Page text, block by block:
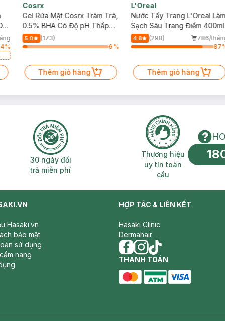
%
Cosrx
Gel Rửa Mặt Cosrx Tràm Trà,
0.5% BHA Có Độ pH Thấp
150ml
5.0
(173)
6%
Thêm giỏ hàng
L'Oreal
Nước Tẩy Trang L'Oreal Làm
Sạch Sâu Trang Điểm 400ml
4.8 (298)
786/
87
Thêm giỏ hàng
30 ngày đổi trả miễn phí
30 ngày đổi
trả miễn phí
Thương hiệu uy
Thương hiệu
uy tín toàn
cầu
Hasaki.vn
bảo mật
sử dụng
nang
HỢP TÁC & LIÊN KẾT
Hasaki Clinic
Dermahair
facebook
instagram
tiktok
THANH TOÁN